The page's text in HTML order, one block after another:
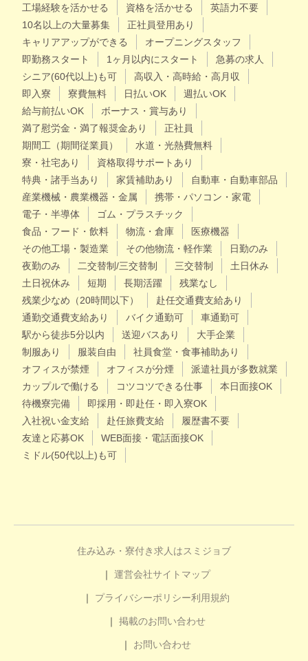
工場経験を活かせる
資格を活かせる
英語力不要
10名以上の大量募集
正社員登用あり
キャリアアップができる
オープニングスタッフ
即勤務スタート
1ヶ月以内にスタート
急募の求人
シニア(60代以上)も可
高収入・高時給・高月収
即入寮
寮費無料 日払いOK
週払いOK
給与前払いOK
ボーナス・賞与あり
満了慰労金・満了報奨金あり
正社員
期間工（期間従業員）
水道・光熱費無料
寮・社宅あり
資格取得サポートあり
特典・諸手当あり
家賃補助あり
自動車・自動車部品
産業機械・農業機器・金属
携帯・パソコン・家電
電子・半導体
ゴム・プラスチック
食品・フード・飲料
物流・倉庫
医療機器
その他工場・製造業
その他物流・軽作業
日勤のみ
夜勤のみ
二交替制/三交替制 三交替制
土日休み
土日祝休み
短期 長期活躍
残業なし
残業少なめ（20時間以下）
赴任交通費支給あり
通勤交通費支給あり
バイク通勤可
車通勤可
駅から徒歩5分以内
送迎バスあり
大手企業
制服あり
服装自由
社員食堂・食事補助あり
オフィスが禁煙
オフィスが分煙
派遣社員が多数就業
カップルで働ける
コツコツできる仕事
本日面接OK
待機寮完備
即採用・即赴任・即入寮OK
入社祝い金支給
赴任旅費支給
履歴書不要
友達と応募OK
WEB面接・電話面接OK
ミドル(50代以上)も可
住み込み・寮付き求人はスミジョブ
運営会社サイトマップ
プライバシーポリシー利用規約
掲載のお問い合わせ
お問い合わせ